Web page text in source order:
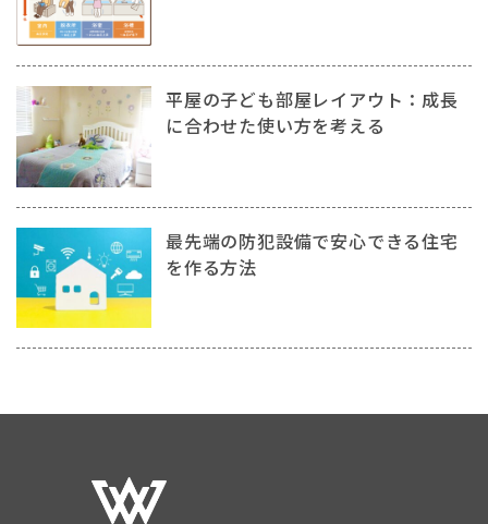
平屋の子ども部屋レイアウト：成長
に合わせた使い方を考える
最先端の防犯設備で安心できる住宅
を作る方法